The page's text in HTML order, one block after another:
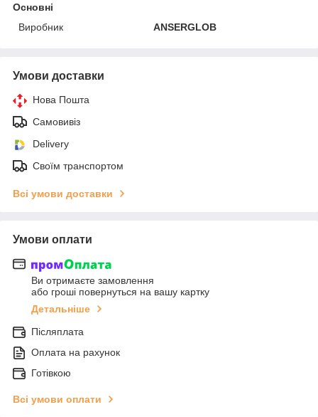
Основні
Виробник
ANSERGLOB
Умови доставки
Нова Пошта
Самовивіз
Delivery
Своїм транспортом
Всі умови доставки
Умови оплати
Ви отримаєте замовлення
або гроші повернуться на вашу картку
Детальніше
Післяплата
Оплата на рахунок
Готівкою
Всі умови оплати